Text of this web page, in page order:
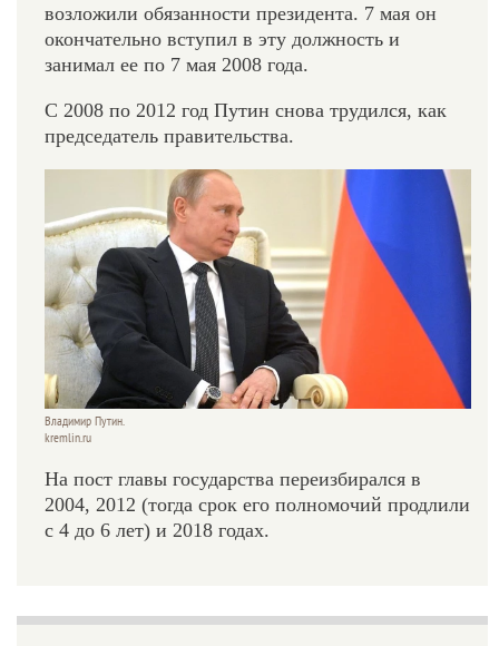
возложили обязанности президента. 7 мая он
окончательно вступил в эту должность и
занимал ее по 7 мая 2008 года.
С 2008 по 2012 год Путин снова трудился, как
председатель правительства.
Владимир Путин.
kremlin.ru
На пост главы государства переизбирался в
2004, 2012 (тогда срок его полномочий продлили
с 4 до 6 лет) и 2018 годах.